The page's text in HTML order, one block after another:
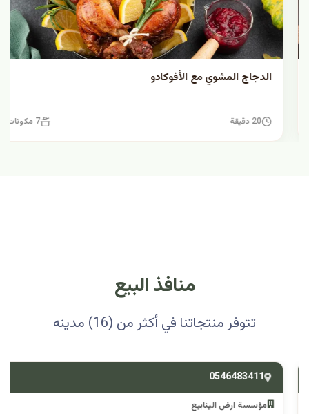
الدجاج المشوي مع الأفوكادو
20 دقيقة
منافذ البيع
تتوفر منتجاتنا في أكثر من (16) مدينه
0546483411
مؤسسة ارض الينابيع